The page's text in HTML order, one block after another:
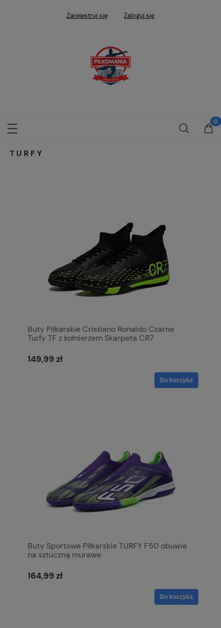
Zarejestruj się Zaloguj się
TURFY
Buty Piłkarskie Cristiano Ronaldo Czarne
Turfy TF z kołnierzem Skarpeta CR7
149,99 zł
Do koszyka
Buty Sportowe Piłkarskie TURFY F50 obuwie
na sztuczną murawe
164,99 zł
Do koszyka